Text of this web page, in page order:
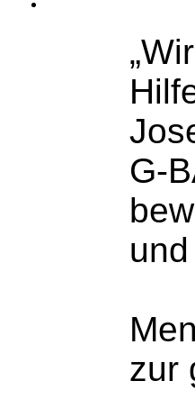
G-
zur